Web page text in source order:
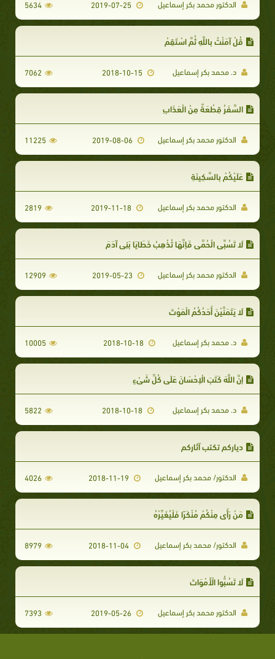
الدكتور محمد بكر إسماعيل 5634
قُلْ آمَنْتُ بِاللَّهِ ثُمَّ اسْتَقِمْ
د. محمد بكر إسماعيل 7062
السَّفَرُ قِطْعَةٌ مِنْ الْعَذَابِ
الدكتور محمد بكر إسماعيل 2019-08-06
11225
عَلَيْكُمْ بِالسَّكِينَةِ
الدكتور محمد بكر إسماعيل 2819
لَا تَسُبِّي الْحُمَّى فَإِنَّهَا تُذْهِبُ خَطَايَا بَنِي آدَمَ
الدكتور محمد بكر إسماعيل 2019-05-23
12909
لَا يَتَمَنَّيْنَ أَحَدُكُمُ الْمَوْتَ
د. محمد بكر إسماعيل 2018-10-18
10005
إِنَّ اللَّهَ كَتَبَ الْإِحْسَانَ عَلَى كُلِّ شَيْءٍ
د. محمد بكر إسماعيل 5822
دياركم تكتب آثاركم
الدكتور/ محمد بكر إسماعيل 4026
مَنْ رَأَى مِنْكُمْ مُنْكَرًا فَلْيُغَيِّرْهُ
الدكتور/ محمد بكر إسماعيل 8979
لَا تَسُبُّوا الْأَمْوَاتَ
الدكتور محمد بكر إسماعيل 7393